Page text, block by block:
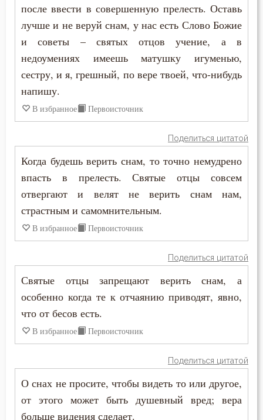
после ввести в совершенную прелесть. Оставь
лучше и не веруй снам, у нас есть Слово Божие
и советы – святых отцов учение, а в
недоумениях имеешь матушку игуменью,
сестру, и я, грешный, по вере твоей, что-нибудь
напишу.
В избранное Первоисточник
Поделиться цитатой
Когда будешь верить снам, то точно немудрено
впасть в прелесть. Святые отцы совсем
отвергают и велят не верить снам нам,
страстным и самомнительным.
В избранное Первоисточник
Поделиться цитатой
Святые отцы запрещают верить снам, а
особенно когда те к отчаянию приводят, явно,
что от бесов есть.
В избранное Первоисточник
Поделиться цитатой
О снах не просите, чтобы видеть то или другое,
от этого может быть душевный вред; вера
больше видения сделает.